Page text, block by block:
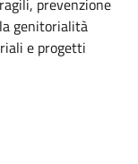
genitorialità
e progetti